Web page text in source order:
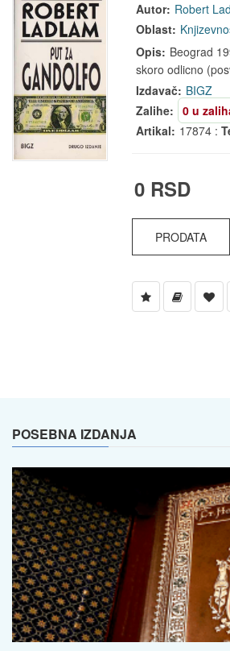
Autor: Robert
Oblast:
Opis: Beograd
skoro odlicno
Izdavač: BIGZ
Zalihe:
0 u
Artikal: 17874 :
0 RSD
PRODATA
POSEBNA IZDANJA